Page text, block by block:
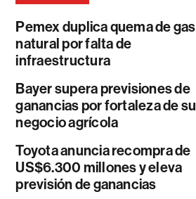
Pemex duplica quema de gas
natural por falta de
infraestructura
Bayer supera previsiones de
ganancias por fortaleza de su
negocio agrícola
Toyota anuncia recompra de
US$6.300 millones y eleva
previsión de ganancias